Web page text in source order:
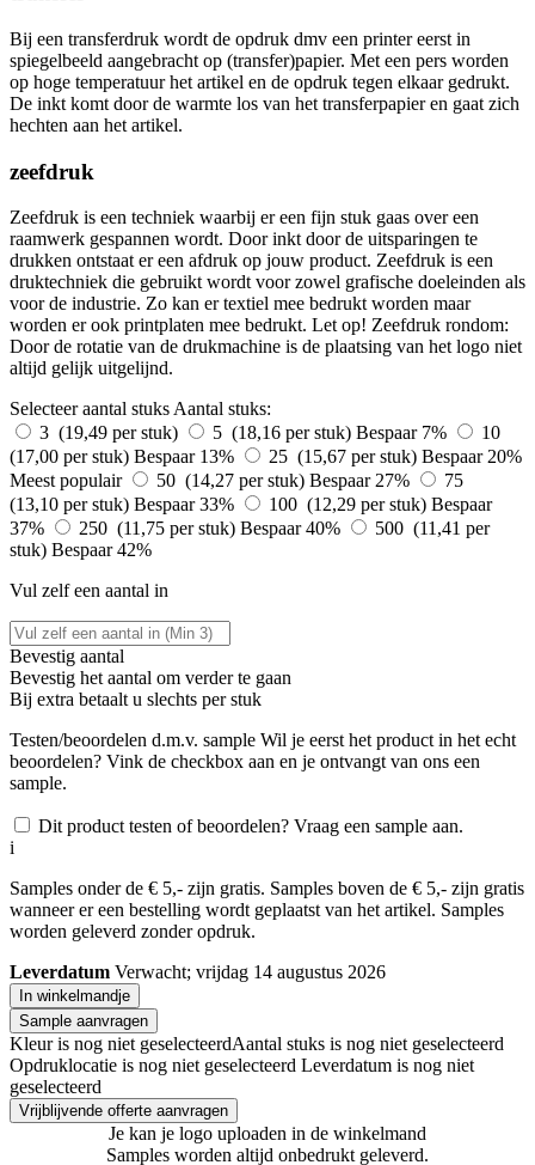
Bij een transferdruk wordt de opdruk dmv een printer eerst in
spiegelbeeld aangebracht op (transfer)papier. Met een pers worden
op hoge temperatuur het artikel en de opdruk tegen elkaar gedrukt.
De inkt komt door de warmte los van het transferpapier en gaat zich
hechten aan het artikel.
zeefdruk
Zeefdruk is een techniek waarbij er een fijn stuk gaas over een
raamwerk gespannen wordt. Door inkt door de uitsparingen te
drukken ontstaat er een afdruk op jouw product. Zeefdruk is een
druktechniek die gebruikt wordt voor zowel grafische doeleinden als
voor de industrie. Zo kan er textiel mee bedrukt worden maar
worden er ook printplaten mee bedrukt. Let op! Zeefdruk rondom:
Door de rotatie van de drukmachine is de plaatsing van het logo niet
altijd gelijk uitgelijnd.
Selecteer aantal stuks Aantal stuks:
3 (19,49 per stuk)
5 (18,16 per stuk) Bespaar 7%
10
(17,00 per stuk) Bespaar 13% 25 (15,67 per stuk) Bespaar 20%
Meest populair
50 (14,27 per stuk) Bespaar 27%
75
(13,10 per stuk) Bespaar 33% 100 (12,29 per stuk) Bespaar
37%
250 (11,75 per stuk) Bespaar 40%
500 (11,41 per
stuk) Bespaar 42%
Vul zelf een aantal in
Bevestig aantal
Bevestig het aantal om verder te gaan
Bij extra betaalt u slechts per stuk
Testen/beoordelen d.m.v. sample Wil je eerst het product in het echt
beoordelen? Vink de checkbox aan en je ontvangt van ons een
sample.
Dit product testen of beoordelen? Vraag een sample aan.
i
Samples onder de € 5,- zijn gratis. Samples boven de € 5,- zijn gratis
wanneer er een bestelling wordt geplaatst van het artikel. Samples
worden geleverd zonder opdruk.
Leverdatum Verwacht; vrijdag 14 augustus 2026
In winkelmandje
Sample aanvragen
Kleur is nog niet geselecteerdAantal stuks is nog niet geselecteerd
Opdruklocatie is nog niet geselecteerd Leverdatum is nog niet
geselecteerd
Vrijblijvende offerte aanvragen
Je kan je logo uploaden in de winkelmand
Samples worden altijd onbedrukt geleverd.